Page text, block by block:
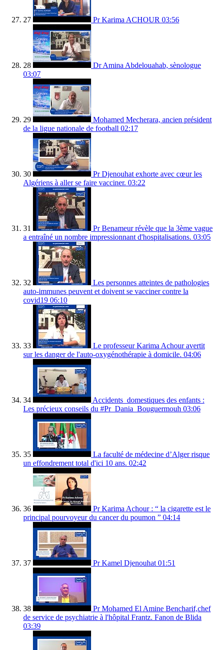
27 Pr Karima ACHOUR 03:56
28
Dr Amina Abdelouahab, sènologue
03:07
29
Mohamed Mecherara, ancien président
de la ligue nationale de football 02:17
30
Pr Djenouhat exhorte avec cœur les
Algériens à aller se faire vacciner. 03:22
31
Pr Benameur révèle que la 3ème vague
a entraîné un nombre impressionnant d'hospitalisations. 03:05
32
Les personnes atteintes de pathologies
auto-immunes peuvent et doivent se vacciner contre la
covid19 06:10
33
Le professeur Karima Achour avertit
sur les danger de l'auto-oxygénothérapie à domicile. 04:06
34
Accidents_domestiques des enfants :
Les précieux conseils du #Pr_Dania_Bouguermouh 03:06
35
La faculté de médecine d’Alger risque
un effondrement total d'ici 10 ans. 02:42
36
Pr Karima Achour : “ la cigarette est le
principal pourvoyeur du cancer du poumon ” 04:14
37 Pr Kamel Djenouhat 01:51
38
Pr Mohamed El Amine Bencharif,chef
de service de psychiatrie à l'hôpital Frantz. Fanon de Blida
03:39